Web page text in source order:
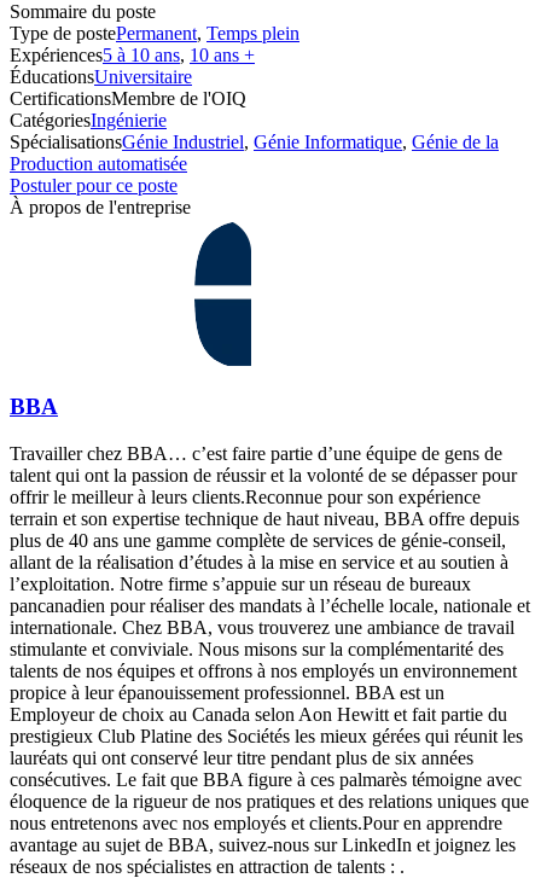
Sommaire du poste
Type de postePermanent, Temps plein
Expériences5 à 10 ans, 10 ans +
ÉducationsUniversitaire
CertificationsMembre de l'OIQ
CatégoriesIngénierie
SpécialisationsGénie Industriel, Génie Informatique, Génie de la
Production automatisée
Postuler pour ce poste
À propos de l'entreprise
BBA
Travailler chez BBA… c’est faire partie d’une équipe de gens de
talent qui ont la passion de réussir et la volonté de se dépasser pour
offrir le meilleur à leurs clients.Reconnue pour son expérience
terrain et son expertise technique de haut niveau, BBA offre depuis
plus de 40 ans une gamme complète de services de génie-conseil,
allant de la réalisation d’études à la mise en service et au soutien à
l’exploitation. Notre firme s’appuie sur un réseau de bureaux
pancanadien pour réaliser des mandats à l’échelle locale, nationale et
internationale. Chez BBA, vous trouverez une ambiance de travail
stimulante et conviviale. Nous misons sur la complémentarité des
talents de nos équipes et offrons à nos employés un environnement
propice à leur épanouissement professionnel. BBA est un
Employeur de choix au Canada selon Aon Hewitt et fait partie du
prestigieux Club Platine des Sociétés les mieux gérées qui réunit les
lauréats qui ont conservé leur titre pendant plus de six années
consécutives. Le fait que BBA figure à ces palmarès témoigne avec
éloquence de la rigueur de nos pratiques et des relations uniques que
nous entretenons avec nos employés et clients.Pour en apprendre
avantage au sujet de BBA, suivez-nous sur LinkedIn et joignez les
réseaux de nos spécialistes en attraction de talents : .